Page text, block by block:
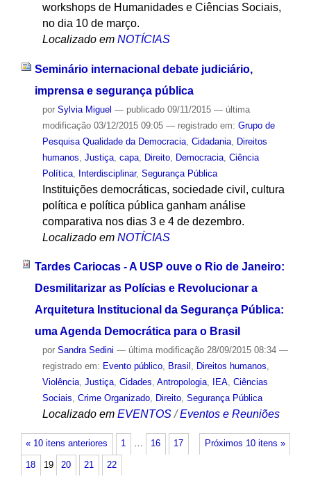
workshops de Humanidades e Ciências Sociais,
no dia 10 de março.
Localizado em NOTÍCIAS
Seminário internacional debate judiciário,
imprensa e segurança pública
por Sylvia Miguel — publicado09/11/2015 — última
modificação03/12/2015 09:05 — registrado em: Grupo de
Pesquisa Qualidade da Democracia, Cidadania, Direitos
humanos Justiça, capa, Direito, Democracia, Ciência
Política, Interdisciplinar, Segurança Pública
Instituições democráticas, sociedade civil, cultura
política e política pública ganham análise
comparativa nos dias 3 e 4 de dezembro.
Localizado em NOTÍCIAS
Tardes Cariocas - A USP ouve o Rio de Janeiro:
Desmilitarizar as Polícias e Revolucionar a
Arquitetura Institucional da Segurança Pública:
uma Agenda Democrática para o Brasil
por Sandra Sedini — última modificação28/09/2015 08:34 —
registrado em: Evento público, Brasil , Direitos humanos,
Violência, Justiça, Cidades, Antropologia, IEA, Ciências
Sociais, Crime Organizado, Direito, Segurança Pública
Localizado em EVENTOS /Eventos e Reuniões
« 10 itens anteriores Próximos 10 itens »
1 … 16 17
18 19 20 21 22